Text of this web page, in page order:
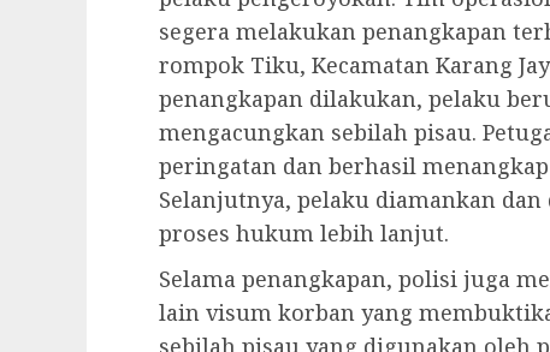
segera melakukan penangkapan
rompok Tiku, Kecamatan Karang
penangkapan dilakukan, pelaku
mengacungkan sebilah pisau.
peringatan dan berhasil
Selanjutnya, pelaku diamankan
proses hukum lebih lanjut.
Selama penangkapan, polisi juga
lain visum korban yang